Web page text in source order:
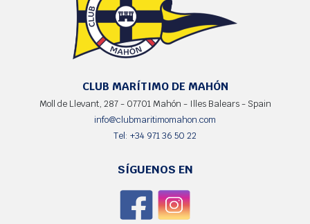
CLUB MARÍTIMO DE MAHÓN
Moll de Llevant, 287 - 07701 Mahón - Illes Balears - Spain
info@clubmaritimomahon.com
Tel: +34 971 36 50 22
SÍGUENOS EN